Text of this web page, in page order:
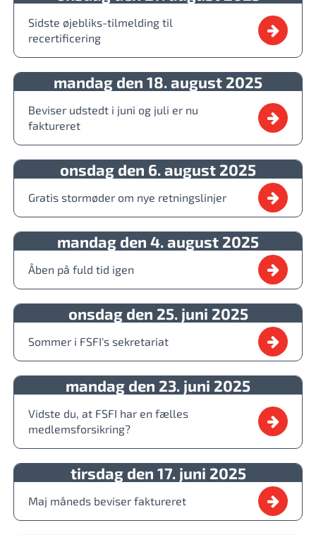
Sidste øjebliks-tilmelding til
recertificering
mandag den 18. august 2025
Beviser udstedt i juni og juli er nu
faktureret
onsdag den 6. august 2025
Gratis stormøder om nye retningslinjer
mandag den 4. august 2025
Åben på fuld tid igen
onsdag den 25. juni 2025
Sommer i FSFI's sekretariat
mandag den 23. juni 2025
Vidste du, at FSFI har en fælles
medlemsforsikring?
tirsdag den 17. juni 2025
Maj måneds beviser faktureret